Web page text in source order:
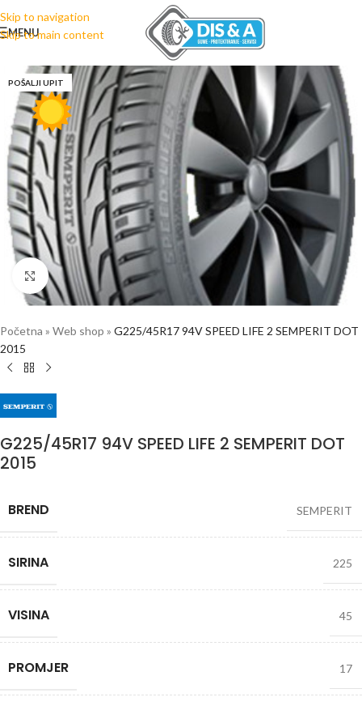
Skip to navigation
Skip to main content
MENU
POŠALJI UPIT
Click to enlarge
Početna » Web shop » G225/45R17 94V SPEED LIFE 2 SEMPERIT DOT
2015
G225/45R17 94V SPEED LIFE 2 SEMPERIT DOT
2015
BREND SEMPERIT
SIRINA 225
VISINA 45
PROMJER 17